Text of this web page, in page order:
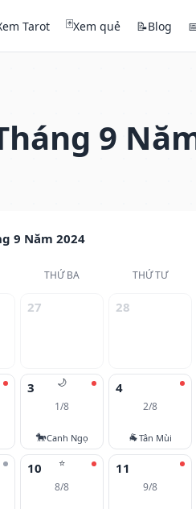
Tarot 🃏Xem quẻ 📝Blog
9
9 Năm 2024
THỨ BA THỨ TƯ
27 28
🌙
3
1/8
🐎Canh Ngọ
4
2/8
🐐Tân Mùi
⭐
10
8/8
11
9/8